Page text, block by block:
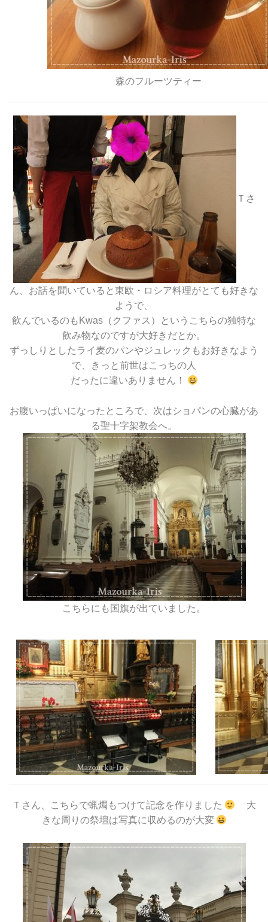
森のフルーツティー
Ｔさ
ん、お話を聞いていると東欧・ロシア料理がとても好きな
ようで、
飲んでいるのもKwas（クファス）というこちらの独特な
飲み物なのですが大好きだとか。
ずっしりとしたライ麦のパンやジュレックもお好きなよう
で、きっと前世はこっちの人
だったに違いありません！
お腹いっぱいになったところで、次はショパンの心臓があ
る聖十字架教会へ。
こちらにも国旗が出ていました。
Ｔさん、こちらで蝋燭もつけて記念を作りました
大
きな周りの祭壇は写真に収めるのが大変